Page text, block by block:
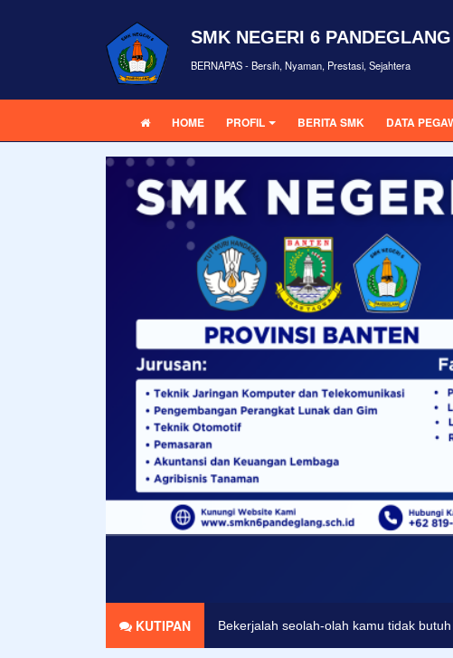
SMK NEGERI 6 PANDEGLANG
BERNAPAS - Bersih, Nyaman, Prestasi, Sejahtera
HOME PROFIL BERITA SMK DATA
KUTIPAN Bekerjalah seolah-olah kamu tidak